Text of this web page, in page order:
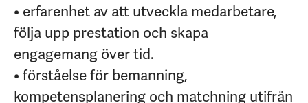
• erfarenhet av att utveckla medarbetare,
följa upp prestation och skapa
engagemang över tid.
• förståelse för bemanning,
kompetensplanering och matchning utifrån